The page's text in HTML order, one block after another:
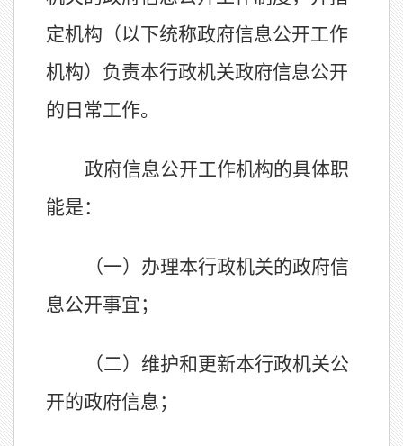
定机构（以下统称政府信息公开工作
机构）负责本行政机关政府信息公开
的日常工作。
政府信息公开工作机构的具体职
能是：
（一）办理本行政机关的政府信
息公开事宜；
（二）维护和更新本行政机关公
开的政府信息；